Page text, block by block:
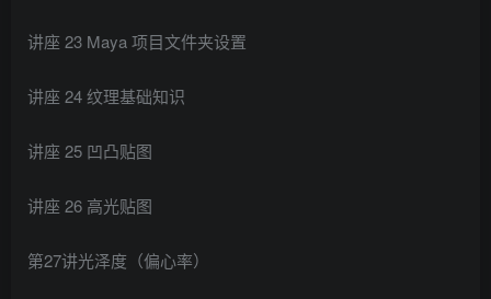
讲座 23 Maya 项目文件夹设置
讲座 24 纹理基础知识
讲座 25 凹凸贴图
讲座 26 高光贴图
第27讲光泽度（偏心率）